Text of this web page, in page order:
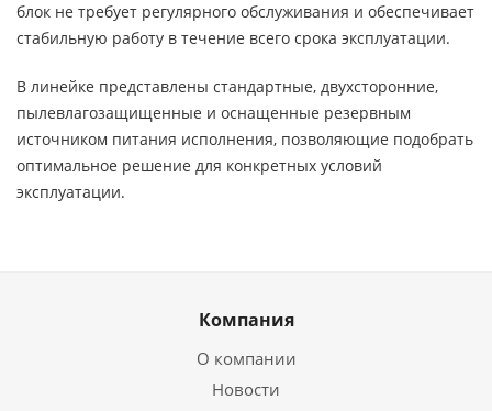
блок не требует регулярного обслуживания и обеспечивает
стабильную работу в течение всего срока эксплуатации.
В линейке представлены стандартные, двухсторонние,
пылевлагозащищенные и оснащенные резервным
источником питания исполнения, позволяющие подобрать
оптимальное решение для конкретных условий
эксплуатации.
Компания
О компании
Новости